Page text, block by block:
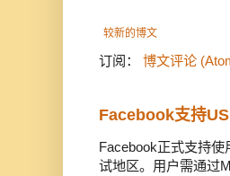
较新的博文
订阅： 博文评论
Facebook支持
Facebook正式支持
试地区。用户需通过